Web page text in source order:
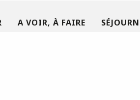
A VOIR, À FAIRE